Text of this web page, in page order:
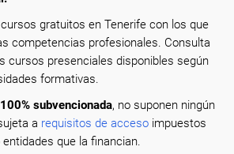
gratuitos en Tenerife con los que
competencias profesionales. Consulta
cursos presenciales disponibles según
formativas.
100% subvencionada, no suponen ningún
a requisitos de acceso impuestos
que la financian.